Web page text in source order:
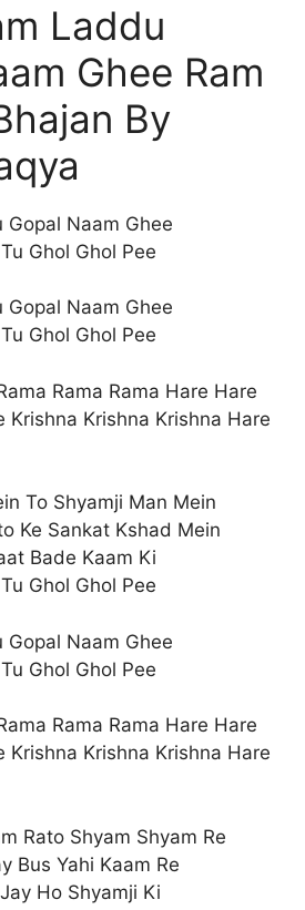
Laddu
Ghee Ram
By
Gopal Naam Ghee
Ghol Ghol Pee
Gopal Naam Ghee
Ghol Ghol Pee
Rama Rama Hare Hare
Krishna Krishna Krishna Hare
To Shyamji Man Mein
Ke Sankat Kshad Mein
Bade Kaam Ki
Ghol Ghol Pee
Gopal Naam Ghee
Ghol Ghol Pee
Rama Rama Hare Hare
Krishna Krishna Krishna Hare
Rato Shyam Shyam Re
Bus Yahi Kaam Re
Ho Shyamji Ki